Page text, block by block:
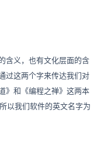
含义，也有文化层面的含
过这两个字来传达我们对
》和《编程之禅》这两本
以我们软件的英文名字为